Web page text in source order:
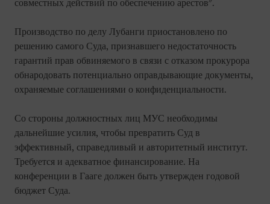
совместных действий по обеспечению арестов".
Производство по делу Лубанги приостановлено по
решению самого Суда, признавшего недостаточность
гарантий прав обвиняемого в связи с отказом прокурора
обнародовать потенциально оправдывающие документы,
охраняемые соглашениями о конфиденциальности.
Со стороны должностных лиц МУС необходимы
дальнейшие усилия, чтобы превратить Суд в
эффективный, справедливый и авторитетный институт.
Требуется и адекватное финансирование. На
конференции в Гааге должен быть утвержден годовой
бюджет Суда.